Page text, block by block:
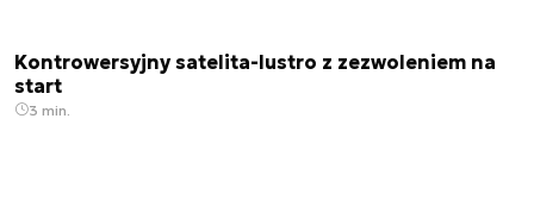
Kontrowersyjny satelita-lustro z zezwoleniem na
start
3 min.